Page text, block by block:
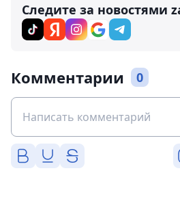
Следите за новостями
Комментарии 0